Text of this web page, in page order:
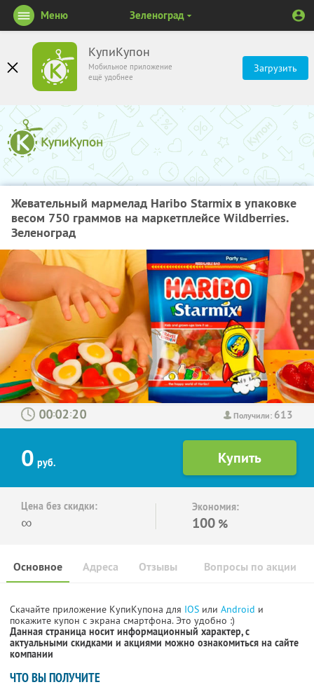
КупиКупон
Мобильное приложение
ещё удобнее
Загрузить
Меню Зеленоград
Жевательный мармелад Haribo Starmix в упаковке
весом 750 граммов на маркетплейсе Wildberries.
Зеленоград
Получили: 613
: :
0 руб.
Цена без скидки:
∞
Экономия:
100 %
Основное Отзывы Вопросы по акции
Адреса
Скачайте приложение КупиКупона для IOS или Android и
покажите купон с экрана смартфона. Это удобно :)
Данная страница носит информационный характер, с
актуальными скидками и акциями можно ознакомиться на сайте
компании
ЧТО ВЫ ПОЛУЧИТЕ